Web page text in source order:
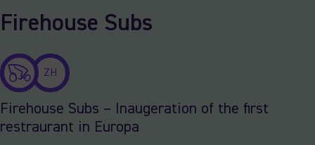
Firehouse Subs
ZH
Firehouse Subs – Inaugeration of the first
restraurant in Europa